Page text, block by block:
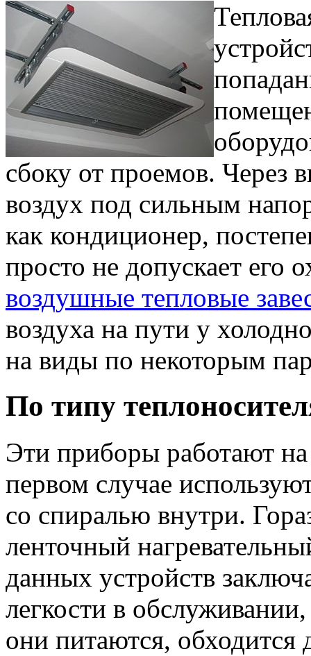
сбоку от проемов. Через
воздух под сильным
как кондиционер,
просто не допускает его
воздушные тепловые
воздуха на пути у
на виды по некоторым
По типу
Эти приборы работают
первом случае
со спиралью внутри.
ленточный
данных устройств
легкости в
они питаются, обходится